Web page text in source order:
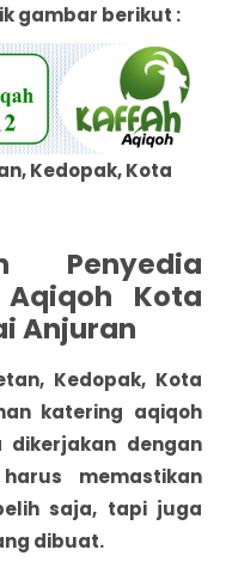
gambar berikut :
Kedopak, Kota
Penyedia
Kota
Anjuran
Kedopak, Kota
katering aqiqoh
dengan
memastikan
saja, tapi juga
dibuat.